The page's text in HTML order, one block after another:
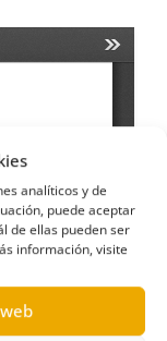
analíticos y de
puede aceptar
de ellas pueden ser
información, visite